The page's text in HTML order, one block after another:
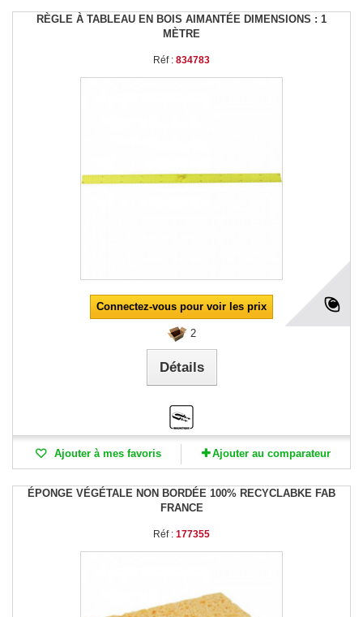
RÈGLE À TABLEAU EN BOIS AIMANTÉE DIMENSIONS : 1
MÈTRE
Réf : 834783
Connectez-vous pour voir les prix
2
Détails
Ajouter à mes favoris Ajouter au comparateur
ÉPONGE VÉGÉTALE NON BORDÉE 100% RECYCLABKE FAB
FRANCE
Réf : 177355